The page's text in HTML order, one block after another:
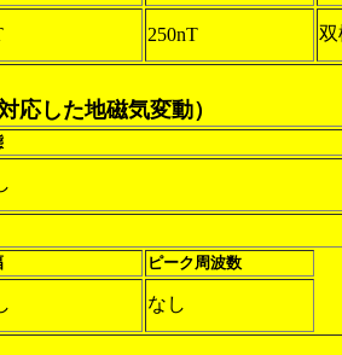
250nT 双
応した地磁気変動）
ピーク周波数
なし